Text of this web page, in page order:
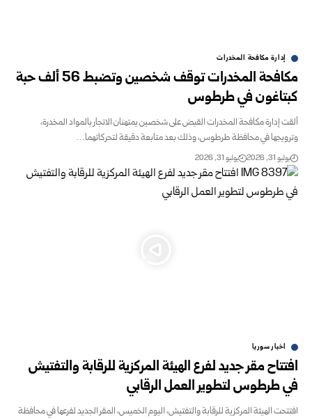
إدارة مكافحة المخدرات
مكافحة المخدرات توقف شخصين وتضبط 56 ألف حبة
كبتاغون في طرطوس
ألقت إدارة مكافحة المخدرات القبض على شخصين يمتهنان الاتجار بالمواد المخدرة،
وترويجها في محافظة طرطوس، وذلك بعد متابعة دقيقة لتحركاتهما…
يوليو 31, 2026 يوليو 31, 2026
اخبار سوريا
افتتاح مقر جديد لفرع الهيئة المركزية للرقابة والتفتيش
في طرطوس لتطوير العمل الرقابي
افتتحت الهيئة المركزية للرقابة والتفتيش، اليوم الخميس، المقر الجديد لفرعها في محافظة